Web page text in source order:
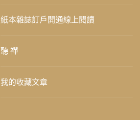
紙本雜誌訂戶開通線上閱讀
聽 禪
我的收藏文章